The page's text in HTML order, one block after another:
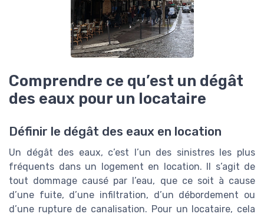
Comprendre ce qu’est un dégât
des eaux pour un locataire
Définir le dégât des eaux en location
Un dégât des eaux, c’est l’un des sinistres les plus
fréquents dans un logement en location. Il s’agit de
tout dommage causé par l’eau, que ce soit à cause
d’une fuite, d’une infiltration, d’un débordement ou
d’une rupture de canalisation. Pour un locataire, cela